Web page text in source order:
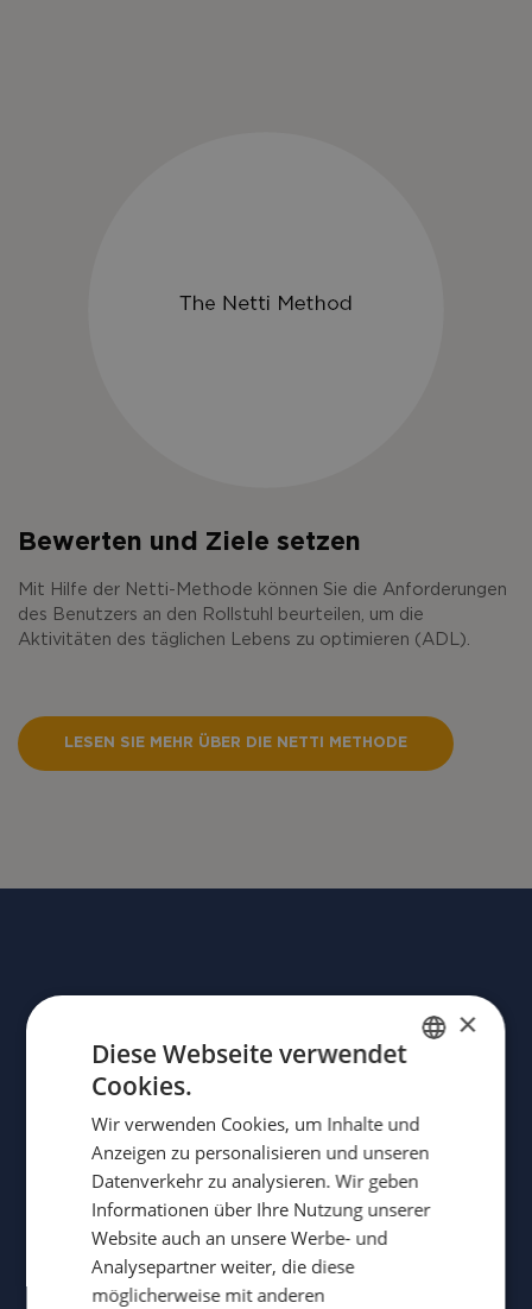
Bewerten und Ziele setzen
Mit Hilfe der Netti-Methode können Sie die Anforderungen
des Benutzers an den Rollstuhl beurteilen, um die
Aktivitäten des täglichen Lebens zu optimieren (ADL).
LESEN SIE MEHR ÜBER DIE NETTI METHODE
Verbesserung der Vitalfunktionen
Verbesserung der Essfähigkeit
DANISH
GERMAN
NORWEGIAN
×
Diese Webseite verwendet
Cookies.
Wir verwenden Cookies, um Inhalte und
Anzeigen zu personalisieren und unseren
Datenverkehr zu analysieren. Wir geben
Informationen über Ihre Nutzung unserer
Website auch an unsere Werbe- und
Analysepartner weiter, die diese
möglicherweise mit anderen